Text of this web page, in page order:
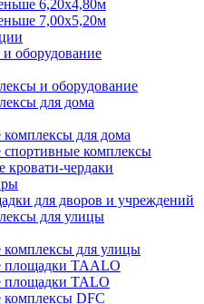
6,20х4,80м
7,00х5,20м
оборудование
и оборудование
для дома
комплексы для дома
спортивные комплексы
кровати-чердаки
для дворов и учреждений
для улицы
комплексы для улицы
площадки TAALO
площадки TALO
комплексы DFC